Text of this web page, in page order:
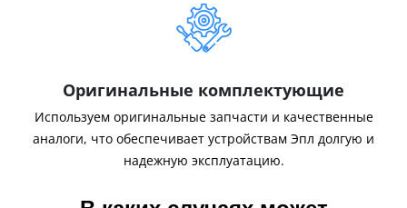
Оригинальные комплектующие
Используем оригинальные запчасти и качественные
аналоги, что обеспечивает устройствам Эпл долгую и
надежную эксплуатацию.